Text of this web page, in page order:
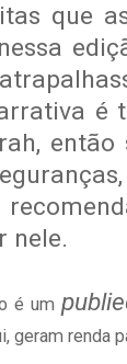
que
é
nele.
é um
geram renda